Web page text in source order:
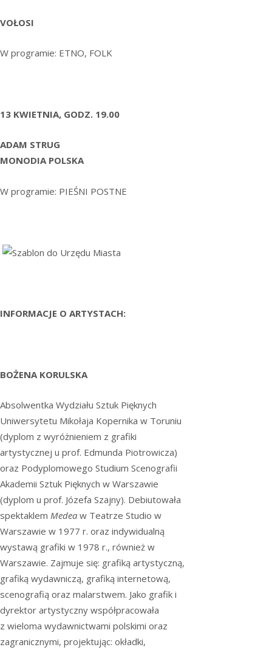
VOŁOSI
W programie: ETNO, FOLK
13 KWIETNIA, GODZ. 19.00
ADAM STRUG
MONODIA POLSKA
W programie: PIEŚNI POSTNE
INFORMACJE O ARTYSTACH:
BOŻENA KORULSKA
Absolwentka Wydziału Sztuk Pięknych
Uniwersytetu Mikołaja Kopernika w Toruniu
(dyplom z wyróżnieniem z grafiki
artystycznej u prof. Edmunda Piotrowicza)
oraz Podyplomowego Studium Scenografii
Akademii Sztuk Pięknych w Warszawie
(dyplom u prof. Józefa Szajny). Debiutowała
spektaklem Medea w Teatrze Studio w
Warszawie w 1977 r. oraz indywidualną
wystawą grafiki w 1978 r., również w
Warszawie. Zajmuje się: grafiką artystyczną,
grafiką wydawniczą, grafiką internetową,
scenografią oraz malarstwem. Jako grafik i
dyrektor artystyczny współpracowała
z wieloma wydawnictwami polskimi oraz
zagranicznymi, projektując: okładki,